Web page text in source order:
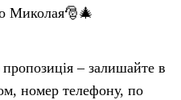
Миколая🎅🎄
– залишайте в
номер телефону, по